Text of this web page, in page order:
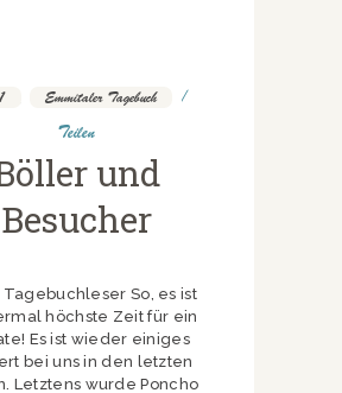
Emmitaler Tagebuch
Teilen
und
Besucher
So, es ist
höchste Zeit für ein
Es ist wieder einiges
bei uns in den letzten
Letztens wurde Poncho